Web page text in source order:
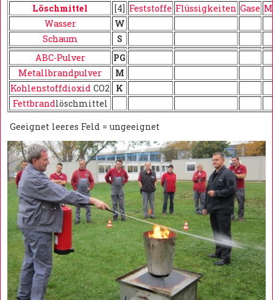
Löschmittel
[4] Feststoffe Flüssigkeiten Gase
Wasser
W
Schaum
S
ABC-Pulver
PG
Metallbrandpulver
M
Kohlenstoffdioxid CO2
K
Fettbrandlöschmittel
Geeignet leeres Feld = ungeeignet